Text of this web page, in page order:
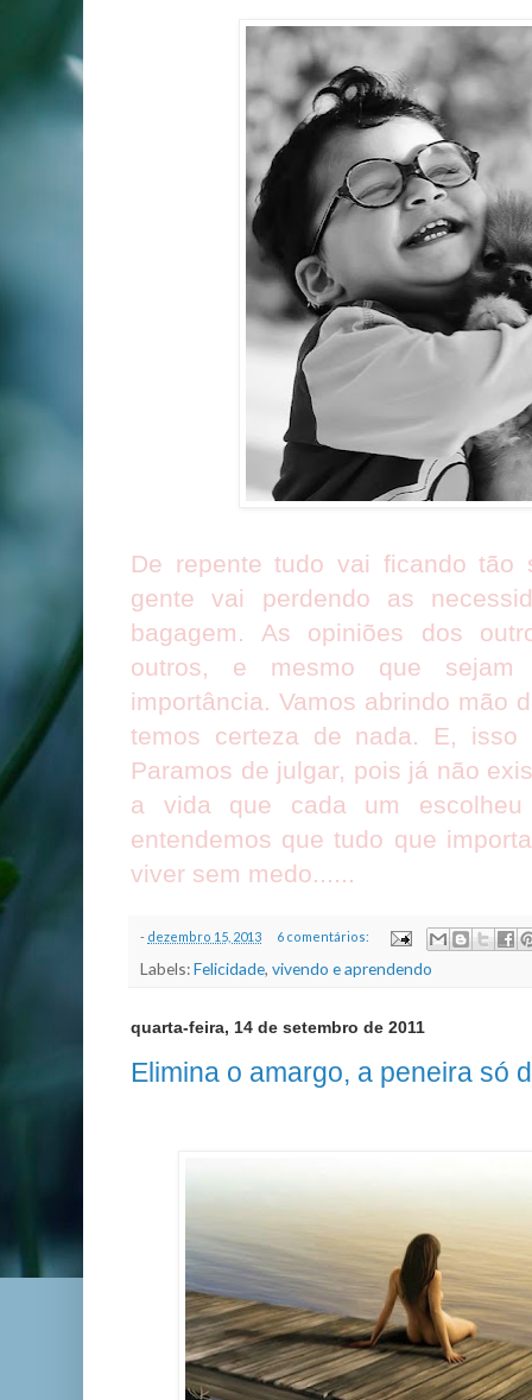
De repente tudo vai ficando tão
gente vai perdendo as
bagagem. As opiniões dos
outros, e mesmo que
importância. Vamos abrindo mão
temos certeza de nada. E,
Paramos de julgar, pois já não
a vida que cada um escolheu
entendemos que tudo que
viver sem medo......
- dezembro 15, 2013 6 comentários:
Labels:Felicidade, vivendo e aprendendo
quarta-feira, 14 de setembro de 2011
Elimina o amargo, a peneira só